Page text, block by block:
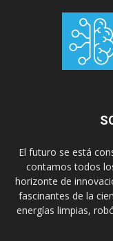
El futuro se está
contamos todos
horizonte de
fascinantes de la
energías limpias,